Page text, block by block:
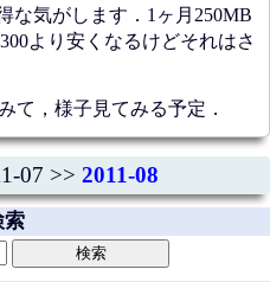
な気がします．1ヶ月250MB
より安くなるけどそれはさ
て，様子見てみる予定．
07 >> 2011-08
索